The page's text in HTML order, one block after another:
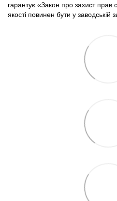
гарантує «Закон про захист
якості повинен бути у заводській